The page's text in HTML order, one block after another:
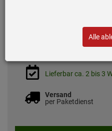
€
Lieferbar ca. 2 bis 3
Versand
per Paketdienst
Alle